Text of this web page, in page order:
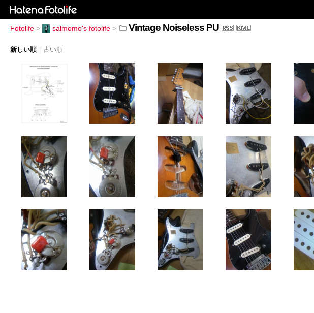
Fotolife > salmomo's fotolife > Vintage Noiseless PU
新しい順 | 古い順